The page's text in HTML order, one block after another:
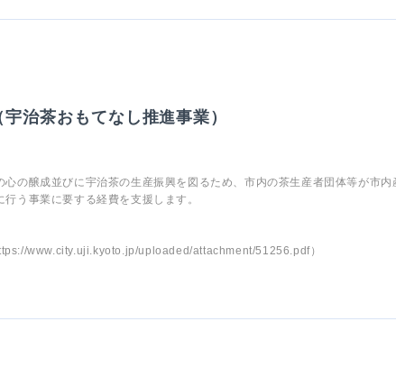
治茶おもてなし推進事業）
の醸成並びに宇治茶の生産振興を図るため、市内の茶生産者団体等が市内
う事業に要する経費を支援します。
www.city.uji.kyoto.jp/uploaded/attachment/51256.pdf）